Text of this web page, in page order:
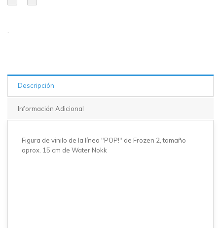
Descripción
Información Adicional
Figura de vinilo de la línea "POP!" de Frozen 2, tamaño
aprox. 15 cm de Water Nokk